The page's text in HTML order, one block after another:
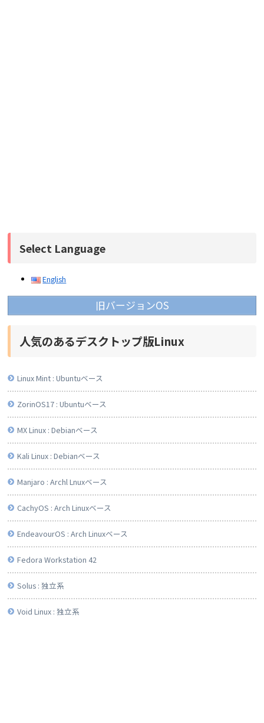
Select Language
English
旧バージョンOS
人気のあるデスクトップ版Linux
Linux Mint : Ubuntuベース
ZorinOS17 : Ubuntuベース
MX Linux : Debianベース
Kali Linux : Debianベース
Manjaro : Archl Lnuxベース
CachyOS : Arch Linuxベース
EndeavourOS : Arch Linuxベース
Fedora Workstation 42
Solus : 独立系
Void Linux : 独立系